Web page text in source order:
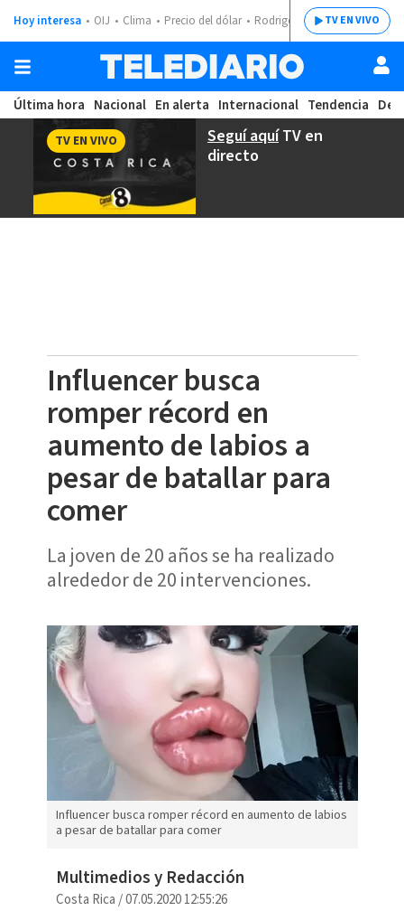
Hoy interesa OIJ Clima Precio del dólar Rodrigo ChavesTV EN VIVO
Última hora Nacional En alerta Internacional Tendencia
Seguí aquíTV en
directo
TV EN VIVO
Influencer busca
romper récord en
aumento de labios a
pesar de batallar para
comer
La joven de 20 años se ha realizado
alrededor de 20 intervenciones.
Influencer busca romper récord en aumento de labios
a pesar de batallar para comer
Multimedios y Redacción
Costa Rica /07.05.2020 12:55:26